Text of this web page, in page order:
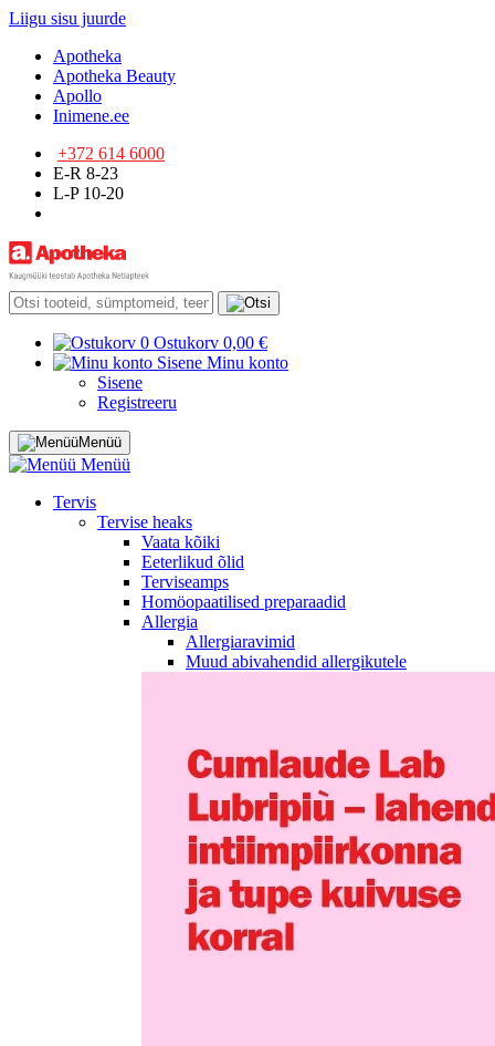
Liigu sisu juurde
Apotheka
Apotheka Beauty
Apollo
Inimene.ee
+372 614 6000
E-R 8-23
L-P 10-20
0 Ostukorv 0,00 €
Sisene Minu konto
Sisene
Registreeru
Menüü
Menüü
Tervis
Tervise heaks
Vaata kõiki
Eeterlikud õlid
Terviseamps
Homöopaatilised preparaadid
Allergia
Allergiaravimid
Muud abivahendid allergikutele